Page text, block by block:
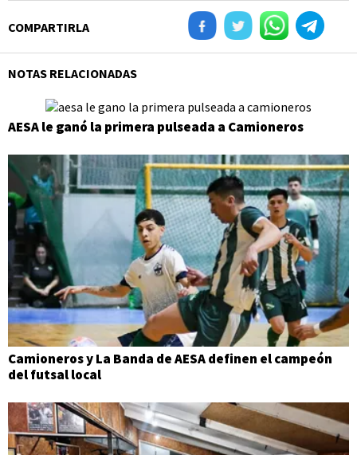
COMPARTIRLA
NOTAS RELACIONADAS
AESA le ganó la primera pulseada a Camioneros
Camioneros y La Banda de AESA definen el campeón
del futsal local